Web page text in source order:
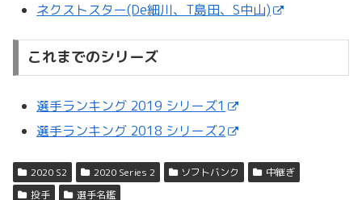
ネクストスター(De細川、T島田、S中山)
これまでのシリーズ
選手ランキング 2019 シリーズ1
選手ランキング 2018 シリーズ2
2020 S2 2020 Series 2 ソフトバンク
中継ぎ
投手
選手名鑑